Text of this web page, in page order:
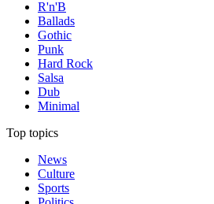
R'n'B
Ballads
Gothic
Punk
Hard Rock
Salsa
Dub
Minimal
Top topics
News
Culture
Sports